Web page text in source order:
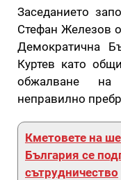
Заседанието
Стефан Железов
Демократична
Куртев като
обжалване на
неправилно
Кметовете на
България се
сътрудничество